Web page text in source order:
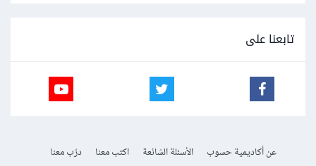
تابعنا على
عن أكاديمية حسوب الأسئلة الشائعة اكتب معنا
درّب معنا